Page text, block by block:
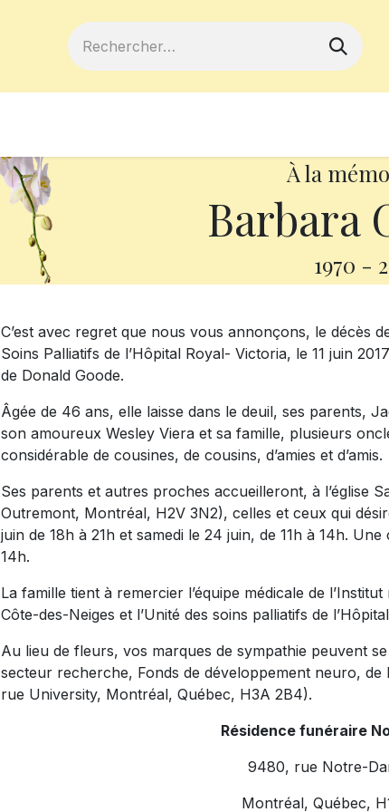
À la
Barbara
1970 -
C’est avec regret que nous vous annonçons, le décès
Soins Palliatifs de l’Hôpital Royal- Victoria, le 11 juin
de Donald Goode.
Âgée de 46 ans, elle laisse dans le deuil, ses parents,
son amoureux Wesley Viera et sa famille, plusieurs
considérable de cousines, de cousins, d’amies et d’amis.
Ses parents et autres proches accueilleront, à l’église
Outremont, Montréal, H2V 3N2), celles et ceux qui
juin de 18h à 21h et samedi le 24 juin, de 11h à 14h.
14h.
La famille tient à remercier l’équipe médicale de
Côte-des-Neiges et l’Unité des soins palliatifs de
Au lieu de fleurs, vos marques de sympathie peuvent
secteur recherche, Fonds de développement neuro, de
rue University, Montréal, Québec, H3A 2B4).
Résidence funéraire
9480, rue Notre-
Montréal, Québec,